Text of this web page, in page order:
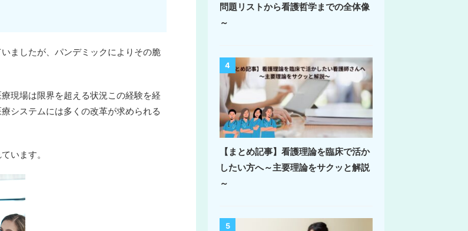
ましたが、パンデミックによりその脆
現場は限界を超える状況この経験を経
システムには多くの改革が求められる
います。
問題リストから看護哲学までの全体像
～
4
【まとめ記事】看護理論を臨床で活か
したい方へ～主要理論をサクッと解説
～
5